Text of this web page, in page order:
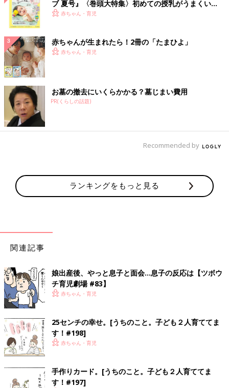
ブ 夏号』〈巻頭大特集〉初めての授乳がうまくい
く！ おっぱい・ミルクの基本と夏のトラブル 解決テ
赤ちゃん・育児
赤ちゃんが生まれたら！2冊の「たまひよ」
赤ちゃん・育児
お墓の撤去にいくらかかる？墓じまい費用
PR(くらしの話題)
Recommended by
ランキングをもっと見る
関連記事
娘出産後、やっと息子と面会…息子の反応は【ツボウ
チ育児劇場 #83】
赤ちゃん・育児
25センチの幸せ。[うちのこと。子ども２人育ててま
す！#198]
赤ちゃん・育児
手作りカード。[うちのこと。子ども２人育ててま
す！#197]